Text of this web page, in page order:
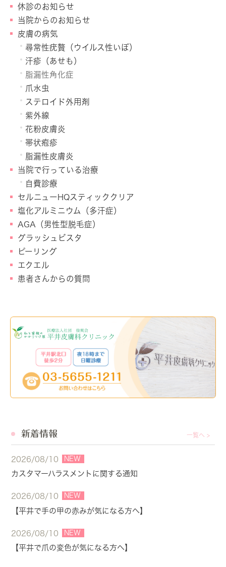
休診のお知らせ
当院からのお知らせ
皮膚の病気
尋常性疣贅（ウイルス性いぼ）
汗疹（あせも）
脂漏性角化症
爪水虫
ステロイド外用剤
紫外線
花粉皮膚炎
帯状疱疹
脂漏性皮膚炎
当院で行っている治療
自費診療
セルニューHQスティッククリア
塩化アルミニウム（多汗症）
AGA（男性型脱毛症）
グラッシュビスタ
ピーリング
エクエル
患者さんからの質問
新着情報 一覧へ >
2026/08/10 NEW
カスタマーハラスメントに関する通知
2026/08/10 NEW
【平井で手の甲の赤みが気になる方へ】
2026/08/10 NEW
【平井で爪の変色が気になる方へ】